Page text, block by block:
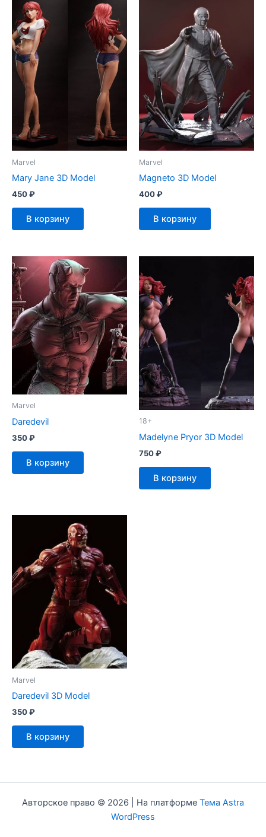
Marvel
Mary Jane 3D Model
450₽
В корзину
Marvel
Magneto 3D Model
400₽
В корзину
Marvel
Daredevil
350₽
В корзину
18+
Madelyne Pryor 3D Model
750₽
В корзину
Marvel
Daredevil 3D Model
350₽
В корзину
Авторское право © 2026 | На платформе Тема Astra
WordPress